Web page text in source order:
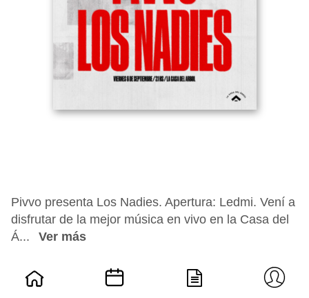
Pivvo presenta Los Nadies. Apertura: Ledmi. Vení a
disfrutar de la mejor música en vivo en la Casa del
Á...
Ver más